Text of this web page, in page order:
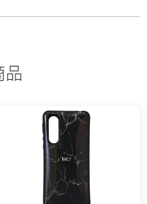
品